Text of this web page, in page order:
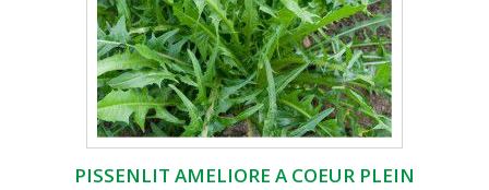
PISSENLIT AMELIORE A COEUR PLEIN